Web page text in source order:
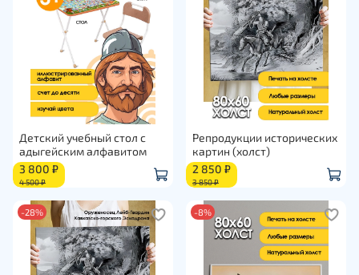
Детский учебный стол с
адыгейским алфавитом
3 800 ₽
4 500 ₽
Репродукции исторических
картин (холст)
2 850 ₽
3 850 ₽
-28% -8%